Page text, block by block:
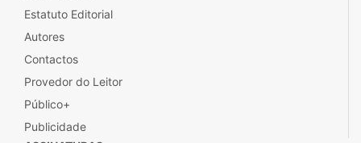
Estatuto Editorial
Autores
Contactos
Provedor do Leitor
Público+
Publicidade